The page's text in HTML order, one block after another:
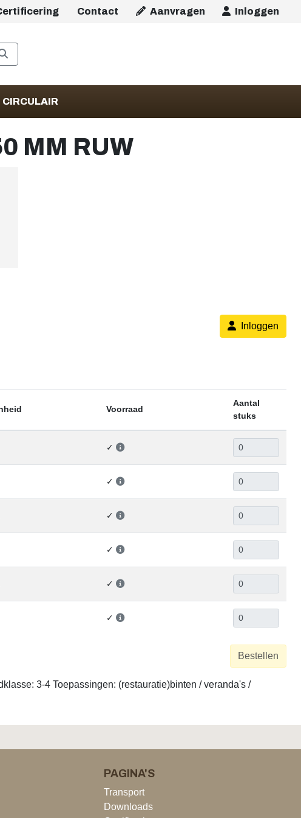
Contact Aanvragen Inloggen
CIRCULAIR
MM RUW
Inloggen
Voorraad
Aantal
stuks
✓
✓
✓
✓
✓
✓
Bestellen
3-4 Toepassingen: (restauratie)binten / veranda's /
PAGINA'S
Transport
Downloads